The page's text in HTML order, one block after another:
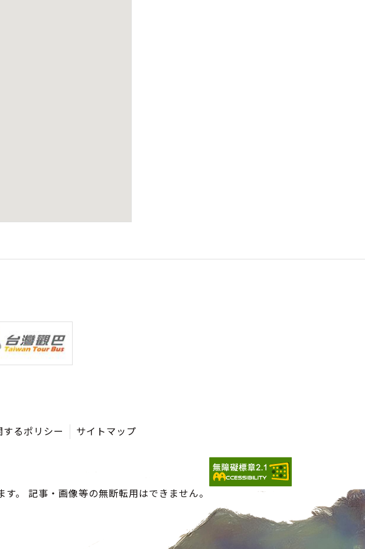
るポリシー サイトマップ
。 記事・画像等の無断転用はできません。